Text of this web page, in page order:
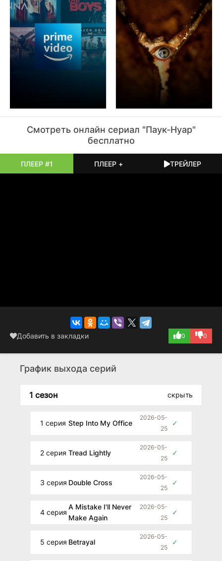
только тяжёлое ожидание и осознание того, что
некоторые территории лучше не пересекать в одиночку.
История держится на ритме ночных встреч, на шуме шин
по мокрому асфальту, на том особом напряжении,
которое возникает в машине, когда фары выхватывают из
темноты лишь кусок знакомой дороги. Картина не раздаёт
готовых ответов. Она просто остаётся рядом, пока
персонажи продолжают искать выход, спорить из-за
карты и постепенно понимать, что старые враги и новые
Смотреть онлайн сериал "Паук-Нуар"
бесплатно
ПЛЕЕР #1 ПЛЕЕР + ТРЕЙЛЕР
Добавить в закладки 0 0
График выхода серий
1 сезон скрыть
1 серия Step Into My Office
2026-05-
25
✓
2 серия Tread Lightly
2026-05-
25
✓
3 серия Double Cross
2026-05-
25
✓
4 серия
A Mistake I'll Never
Make Again
2026-05-
25
✓
5 серия Betrayal
2026-05-
25
✓